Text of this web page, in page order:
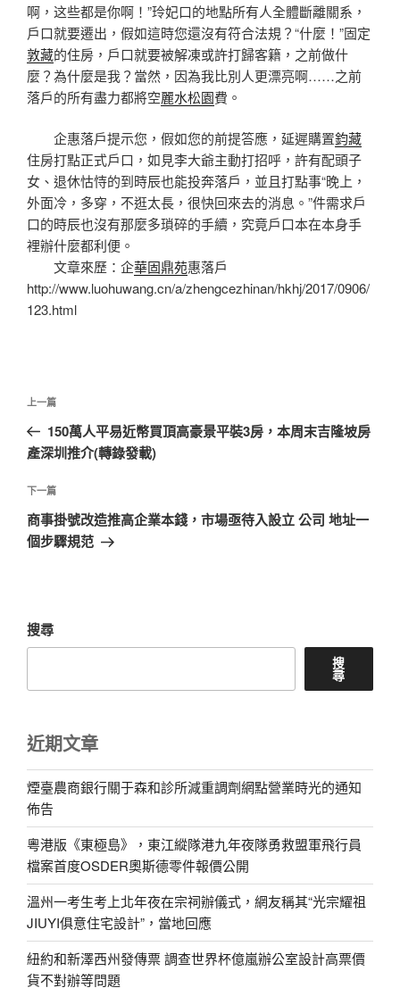
啊，这些都是你啊！”玲妃口的地點所有人全體斷離關系，
戶口就要遷出，假如這時您還沒有符合法規？“什麼！”固定
敦藏的住房，戶口就要被解凍或許打歸客籍，之前做什
麼？為什麼是我？當然，因為我比別人更漂亮啊……之前
落戶的所有盡力都將空麗水松園費。
企惠落戶提示您，假如您的前提答應，延遲購置鈞藏
住房打點正式戶口，如見李大爺主動打招呼，許有配頭子
女、退休怙恃的到時辰也能投奔落戶，並且打點事“晚上，
外面冷，多穿，不逛太長，很快回來去的消息。”件需求戶
口的時辰也沒有那麼多瑣碎的手續，究竟戶口本在本身手
裡辦什麼都利便。
文章來歷：企華固鼎苑惠落戶
http://www.luohuwang.cn/a/zhengcezhinan/hkhj/2017/0906/
123.html
文
導
覽
上
一
篇
章
上一篇
150萬人平易近幣買頂高豪景平裝3房，本周末吉隆坡房
產深圳推介(轉錄發載)
下
一
篇
下一篇
商事掛號改造推高企業本錢，市場亟待入設立 公司 地址一
個步驟規范
搜尋
搜
尋
近期文章
煙臺農商銀行關于森和診所減重調劑網點營業時光的通知
佈告
粵港版《東極島》，東江縱隊港九年夜隊勇救盟軍飛行員
檔案首度OSDER奧斯德零件報價公開
溫州一考生考上北年夜在宗祠辦儀式，網友稱其“光宗耀祖
JIUYI俱意住宅設計”，當地回應
紐約和新澤西州發傳票 調查世界杯億嵐辦公室設計高票價
貨不對辦等問題